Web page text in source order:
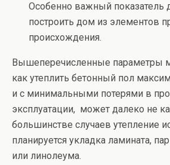
Особенно важный
построить дом из элементов
происхождения.
Вышеперечисленные параметры
как утеплить бетонный пол
и с минимальными потерями в
эксплуатации, может далеко не
большинстве случаев утепление
планируется укладка ламината,
или линолеума.